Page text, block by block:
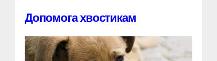
Допомога хвостикам